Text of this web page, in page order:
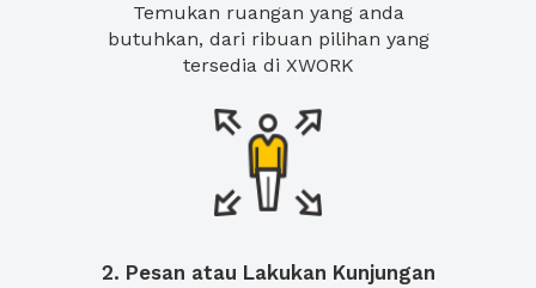
Temukan ruangan yang anda
butuhkan, dari ribuan pilihan yang
tersedia di XWORK
2. Pesan atau Lakukan Kunjungan